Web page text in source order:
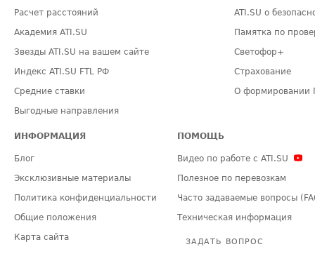
Расчет расстояний
Академия ATI.SU
Звезды ATI.SU на вашем сайте
Индекс ATI.SU FTL РФ
Средние ставки
Выгодные направления
ATI.SU о
Памятка по
Светофор+
Страхование
О формировании
ИНФОРМАЦИЯ
Блог
Эксклюзивные материалы
Политика конфиденциальности
Общие положения
Карта сайта
ПОМОЩЬ
Видео по работе с ATI.SU
Полезное по перевозкам
Часто задаваемые вопросы
Техническая информация
ЗАДАТЬ ВОПРОС